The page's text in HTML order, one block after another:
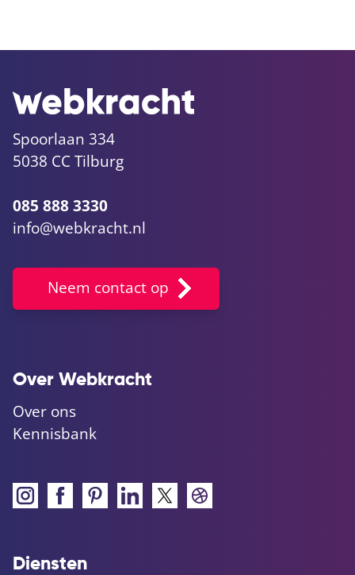
Spoorlaan 334
5038 CC Tilburg
085 888 3330
info@webkracht.nl
Neem contact op
Over Webkracht
Over ons
Kennisbank
Diensten